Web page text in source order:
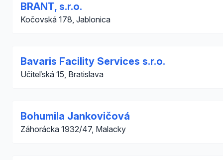
BRANT, s.r.o.
Kočovská 178, Jablonica
Bavaris Facility Services s.r.o.
Učiteľská 15, Bratislava
Bohumila Jankovičová
Záhorácka 1932/47, Malacky